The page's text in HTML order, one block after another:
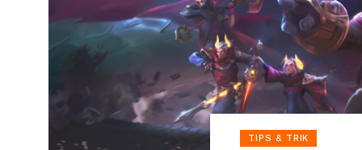
TIPS & TRIK